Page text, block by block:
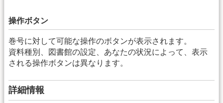
操作ボタン
巻号に対して可能な操作のボタンが表示されます。
資料種別、図書館の設定、あなたの状況によって、表示
される操作ボタンは異なります。
詳細情報